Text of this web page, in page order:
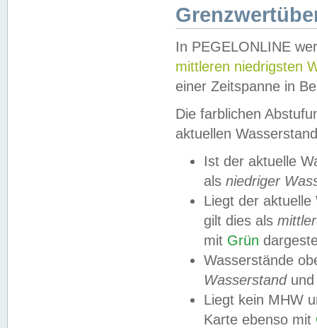
In PEGELONLINE
mittleren niedrigsten
einer Zeitspanne in
Die farblichen
aktuellen
Ist der aktuelle
als niedriger
Liegt der
gilt dies als
mit Grün
Wasserstände
Wasserstandund
Liegt kein MHW
Karte ebenso mit